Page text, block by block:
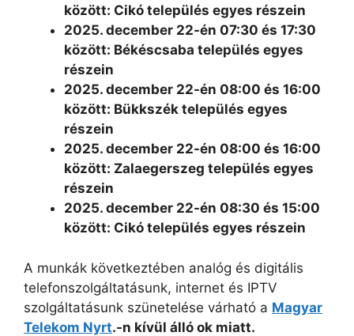
között: Cikó település egyes részein
2025. december 22-én 07:30 és 17:30
között: Békéscsaba település egyes
részein
2025. december 22-én 08:00 és 16:00
között: Bükkszék település egyes
részein
2025. december 22-én 08:00 és 16:00
között: Zalaegerszeg település egyes
részein
2025. december 22-én 08:30 és 15:00
között: Cikó település egyes részein
A munkák következtében analóg és digitális
telefonszolgáltatásunk, internet és IPTV
szolgáltatásunk szünetelése várható a Magyar
Telekom Nyrt.-n kívül álló ok miatt.